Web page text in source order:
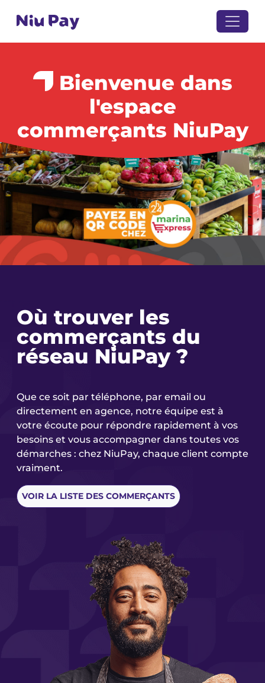
Bienvenue dans
l'espace
commerçants NiuPay
Où trouver les
commerçants du
réseau NiuPay ?
Que ce soit par téléphone, par email ou
directement en agence, notre équipe est à
votre écoute pour répondre rapidement à vos
besoins et vous accompagner dans toutes vos
démarches : chez NiuPay, chaque client compte
vraiment.
VOIR LA LISTE DES COMMERÇANTS